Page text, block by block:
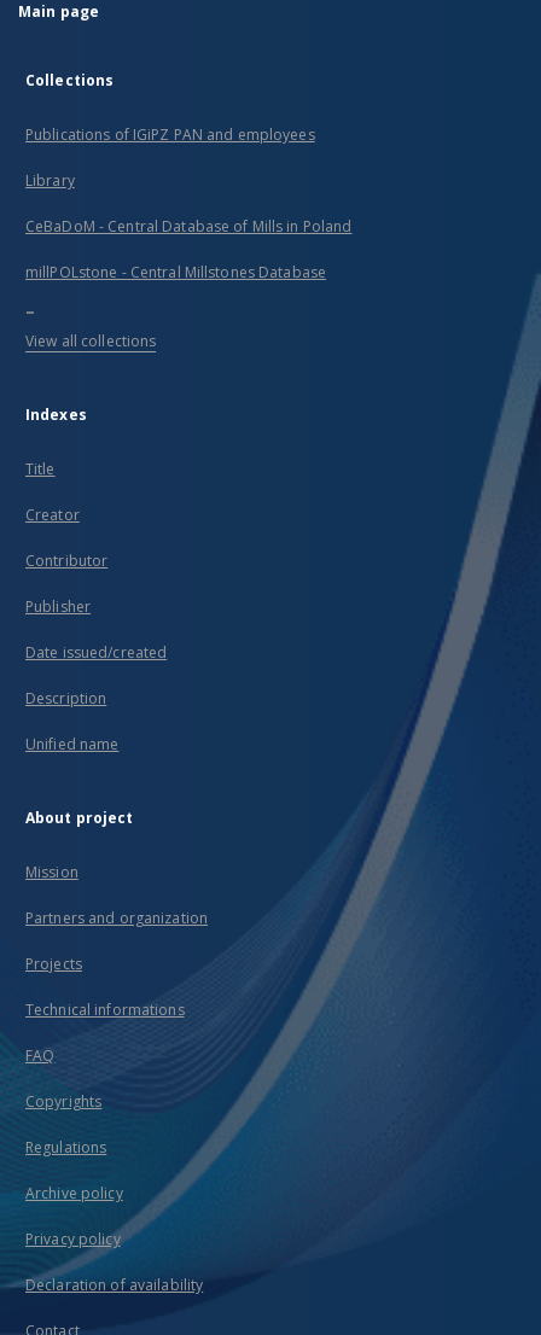
Main page
Collections
Publications of IGiPZ PAN and employees
Library
CeBaDoM - Central Database of Mills in Poland
millPOLstone - Central Millstones Database
...
View all collections
Indexes
Title
Creator
Contributor
Publisher
Date issued/created
Description
Unified name
About project
Mission
Partners and organization
Projects
Technical informations
FAQ
Copyrights
Regulations
Archive policy
Privacy policy
Declaration of availability
Contact